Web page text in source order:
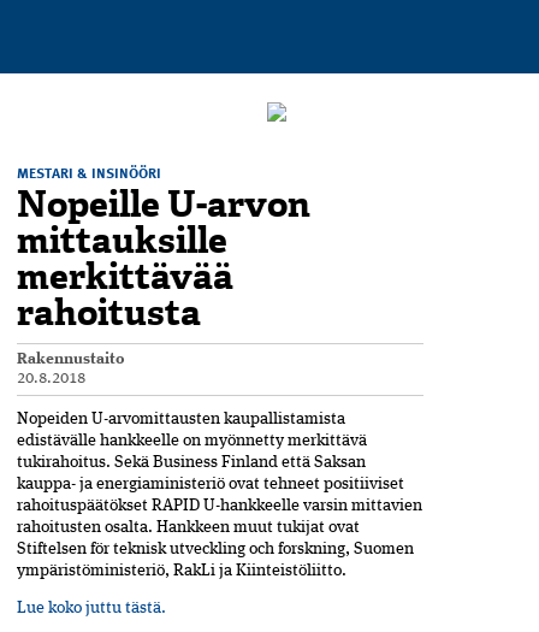
MESTARI & INSINÖÖRI
Nopeille U-arvon
mittauksille
merkittävää
rahoitusta
Rakennustaito
20.8.2018
Nopeiden U-arvomittausten kaupallistamista
edistävälle hankkeelle on myönnetty merkittävä
tukirahoitus. Sekä Business Finland että Saksan
kauppa- ja energiaministeriö ovat tehneet positiiviset
rahoituspäätökset RAPID U-hankkeelle varsin mittavien
rahoitusten osalta. Hankkeen muut tukijat ovat
Stiftelsen för teknisk utveckling och forskning, Suomen
ympäristöministeriö, RakLi ja Kiinteistöliitto.
Lue koko juttu tästä.